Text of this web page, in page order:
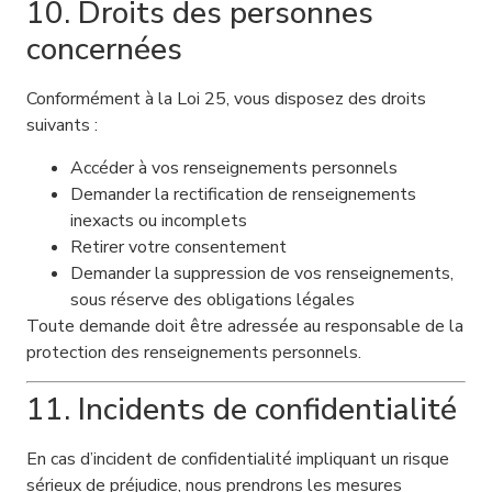
10. Droits des personnes
concernées
Conformément à la Loi 25, vous disposez des droits
suivants :
Accéder à vos renseignements personnels
Demander la rectification de renseignements
inexacts ou incomplets
Retirer votre consentement
Demander la suppression de vos renseignements,
sous réserve des obligations légales
Toute demande doit être adressée au responsable de la
protection des renseignements personnels.
11. Incidents de confidentialité
En cas d’incident de confidentialité impliquant un risque
sérieux de préjudice, nous prendrons les mesures